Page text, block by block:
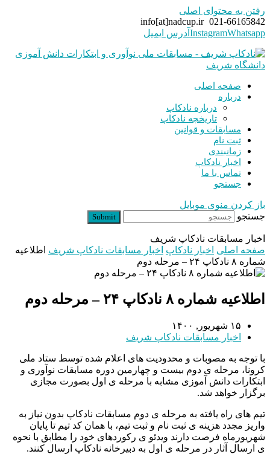
رفتن به محتوای اصلی
021-66165842
info[at]nadcup.ir
InstagramWhatsapp آدرس ایمیل
صفحه اصلی
درباره
درباره نادکاپ
تاریخچه نادکاپ
مسابقات و قوانین
ثبت نام
زمانبندی
اخبار نادکاپ
تماس با ما
جستجو
باز کردن منوی موبایل
جستجو
Submit
اخبار مسابقات نادکاپ شریف
صفحه اصلی اخبار نادکاپ اخبار مسابقات نادکاپ شریف اطلاعیه
شماره ۸ نادکاپ ۲۴ – مرحله دوم
اطلاعیه شماره ۸ نادکاپ ۲۴ – مرحله دوم
۱۵ شهریور, ۱۴۰۰
اخبار مسابقات نادکاپ شریف
با توجه به مصوبات و محدودیت های اعلام شده توسط ستاد ملی
کرونا، مرحله ی دوم بیست و چهارمین دوره مسابقات نوآوری و
ابتکارات دانش آموزی مشابه با مرحله ی اول بصورت مجازی
برگزار خواهد شد.
تیم های راه یافته به مرحله ی دوم مسابقات نادکاپ بدون نیاز به
واریز مجدد هزینه ی ثبت نام و ثبت تیم، با همان کد تیم تا پایان
شهریورماه فرصت دارند ویدئو ی رکوردهای خود را مطابق با نحوه
ی ارسال آثار در مرحله ی اول به دبیرخانه نادکاپ ارسال کنند.